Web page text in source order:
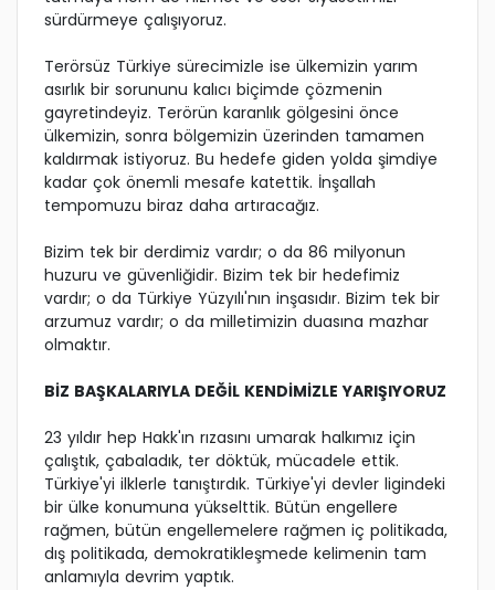
sürdürmeye çalışıyoruz.
Terörsüz Türkiye sürecimizle ise ülkemizin yarım
asırlık bir sorununu kalıcı biçimde çözmenin
gayretindeyiz. Terörün karanlık gölgesini önce
ülkemizin, sonra bölgemizin üzerinden tamamen
kaldırmak istiyoruz. Bu hedefe giden yolda şimdiye
kadar çok önemli mesafe katettik. İnşallah
tempomuzu biraz daha artıracağız.
Bizim tek bir derdimiz vardır; o da 86 milyonun
huzuru ve güvenliğidir. Bizim tek bir hedefimiz
vardır; o da Türkiye Yüzyılı'nın inşasıdır. Bizim tek bir
arzumuz vardır; o da milletimizin duasına mazhar
olmaktır.
BİZ BAŞKALARIYLA DEĞİL KENDİMİZLE YARIŞIYORUZ
23 yıldır hep Hakk'ın rızasını umarak halkımız için
çalıştık, çabaladık, ter döktük, mücadele ettik.
Türkiye'yi ilklerle tanıştırdık. Türkiye'yi devler ligindeki
bir ülke konumuna yükselttik. Bütün engellere
rağmen, bütün engellemelere rağmen iç politikada,
dış politikada, demokratikleşmede kelimenin tam
anlamıyla devrim yaptık.